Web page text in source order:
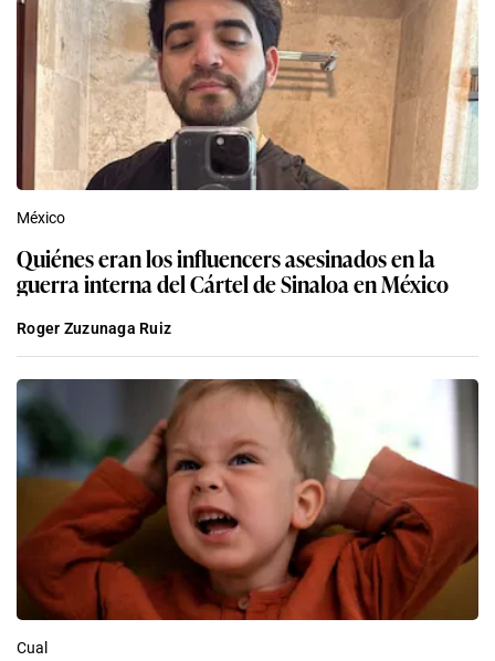
México
Quiénes eran los influencers asesinados en la
guerra interna del Cártel de Sinaloa en México
Roger Zuzunaga Ruiz
Cual